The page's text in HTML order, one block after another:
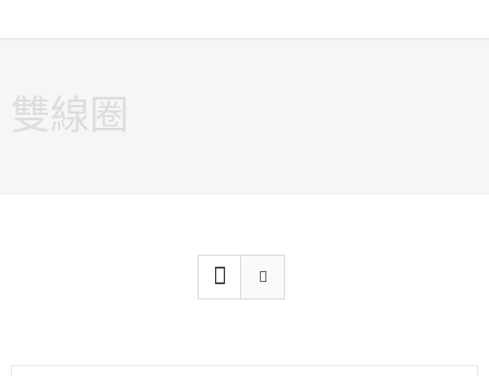
雙線圈